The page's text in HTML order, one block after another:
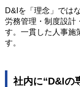
D&Iを「理念」では
労務管理・制度設計
す。一貫した人事施
す。
社内に“D&Iの